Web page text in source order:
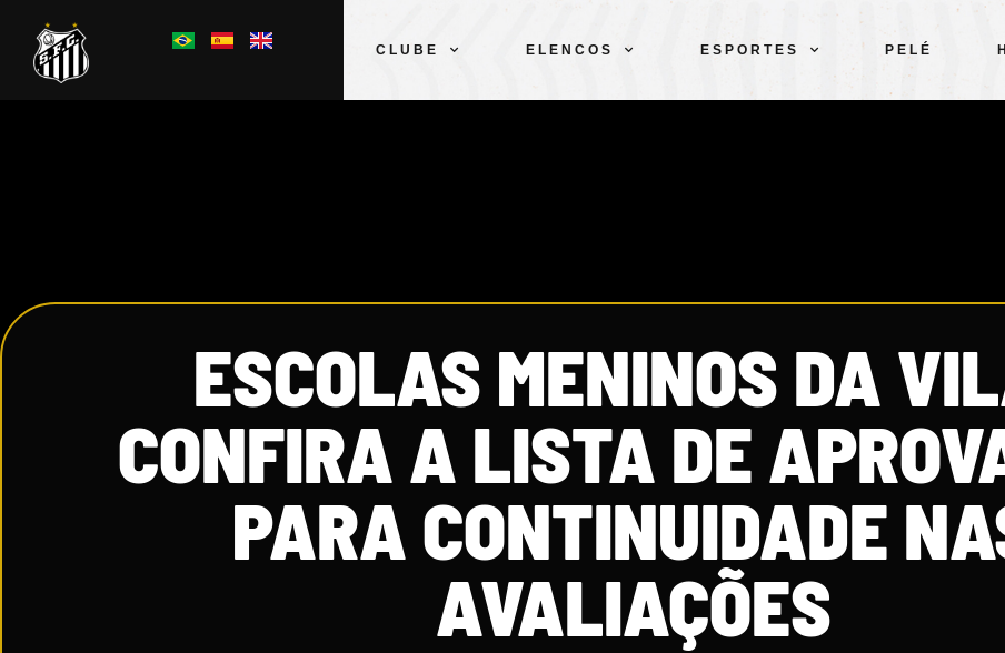
CLUBE ELENCOS ESPORTES PELÉ
ESCOLAS MENINOS DA
CONFIRA A LISTA DE
PARA CONTINUIDADE
AVALIAÇÕES